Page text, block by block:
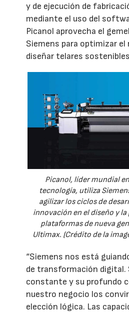
y de ejecución de
mediante el uso del
Picanol aprovecha el
Siemens para optimizar
diseñar telares
Picanol, líder mundial
tecnología, utiliza
agilizar los ciclos de
innovación en el diseño y
plataformas de nueva
Ultimax. (Crédito de la
“Siemens nos está
de transformación digital.
constante y su profundo
nuestro negocio los
elección lógica. Las